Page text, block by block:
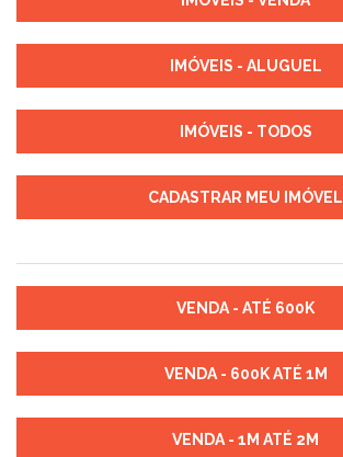
IMÓVEIS - ALUGUEL
IMÓVEIS - TODOS
CADASTRAR MEU IMÓVEL
VENDA - ATÉ 600K
VENDA - 600K ATÉ 1M
VENDA - 1M ATÉ 2M